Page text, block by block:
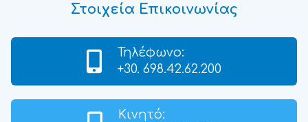
Στοιχεία Επικοινωνίας
Τηλέφωνο:
+30. 698.42.62.200
Κινητό: